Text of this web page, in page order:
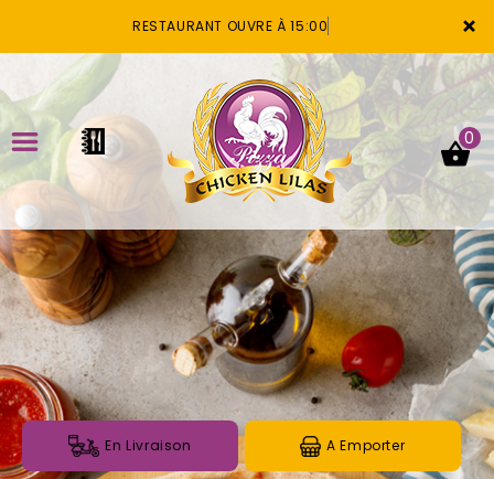
×
RESTAURANT OUVRE À 15:00
ACCUEIL
LA CARTE
VOTRE COMPTE
NOTRE RESTAURANT
VOS AVIS
0
En Livraison A Emporter